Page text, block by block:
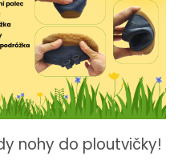
nohy do ploutvičky!